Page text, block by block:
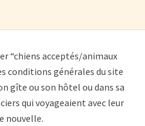
“chiens acceptés/animaux
conditions générales du site
gîte ou son hôtel ou dans sa
qui voyageaient avec leur
nouvelle.